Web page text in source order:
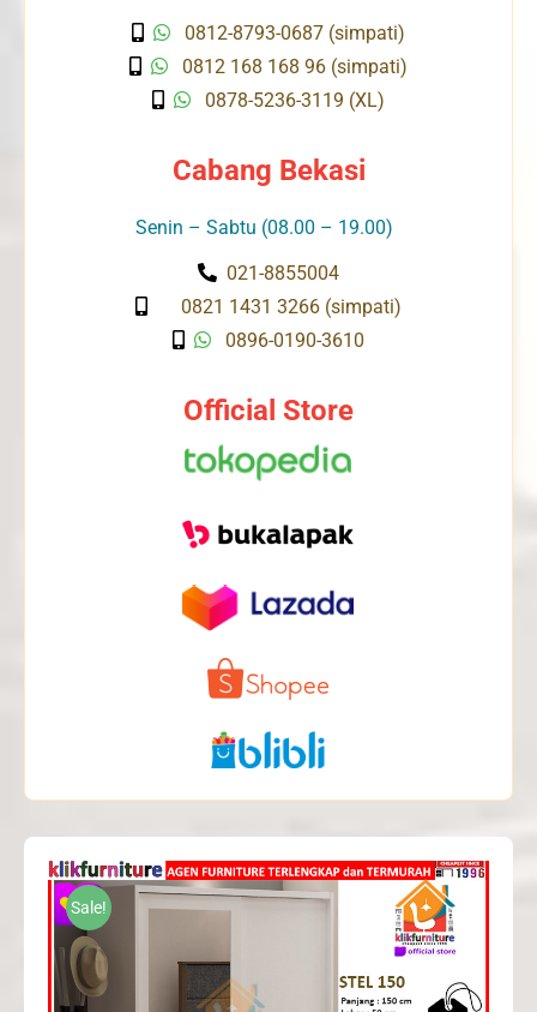
0812-8793-0687 (simpati)
0812 168 168 96 (simpati)
0878-5236-3119 (XL)
Cabang Bekasi
Senin – Sabtu (08.00 – 19.00)
021-8855004
0821 1431 3266 (simpati)
0896-0190-3610
Official Store
Sale!